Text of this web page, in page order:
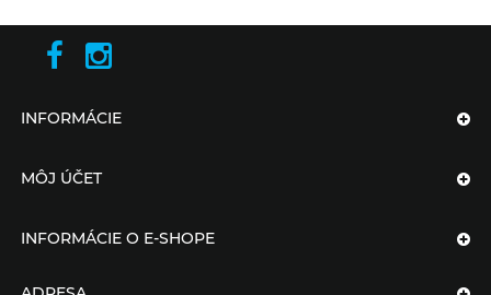
INFORMÁCIE
MÔJ ÚČET
INFORMÁCIE O E-SHOPE